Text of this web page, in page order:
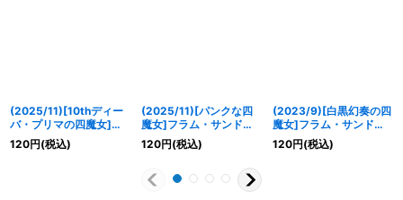
(2025/11)[10thディー
バ・プリマの四魔女]マ
グノリリア・マイザー
【R】{BSC46-011}
120円(税込)
(2025/11)[パンクな四
魔女]フラム・サンドリ
ア【M】{BSC46-010}
《黄》
120円(税込)
(2023/9)[白黒幻奏の四
魔女]フラム・サンドリ
ア【M】{BSC40-028}
《黄》
120円(税込)